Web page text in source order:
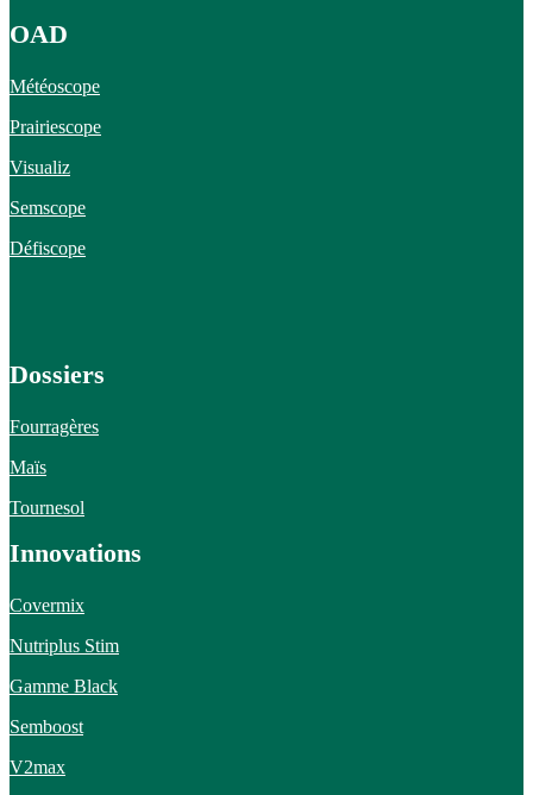
OAD
Météoscope
Prairiescope
Visualiz
Semscope
Défiscope
Dossiers
Fourragères
Maïs
Tournesol
Innovations
Covermix
Nutriplus Stim
Gamme Black
Semboost
V2max